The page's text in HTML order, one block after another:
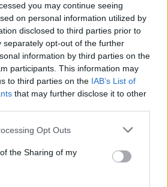
you may continue seeing
on personal information utilized by
disclosed to third parties prior to
separately opt-out of the further
information by third parties on the
participants. This information may
to third parties on the IAB’s List of
that may further disclose it to other
Opt Outs
the Sharing of my
Renginiai
Klaipėdoje lankysis cirko
artistai - bus rodomas
vienas įspūdingiausių ir
numerių